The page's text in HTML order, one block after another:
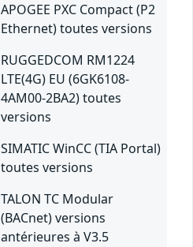
APOGEE PXC Compact (P2
Ethernet) toutes versions
RUGGEDCOM RM1224
LTE(4G) EU (6GK6108-
4AM00-2BA2) toutes
versions
SIMATIC WinCC (TIA Portal)
toutes versions
TALON TC Modular
(BACnet) versions
antérieures à V3.5